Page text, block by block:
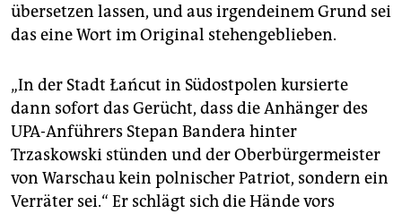
übersetzen lassen, und aus irgendeinem Grund sei
das eine Wort im Original stehengeblieben.
„In der Stadt Łańcut in Südostpolen kursierte
dann sofort das Gerücht, dass die Anhänger des
UPA-Anführers Stepan Bandera hinter
Trzaskowski stünden und der Oberbürgermeister
von Warschau kein polnischer Patriot, sondern ein
Verräter sei.“ Er schlägt sich die Hände vors